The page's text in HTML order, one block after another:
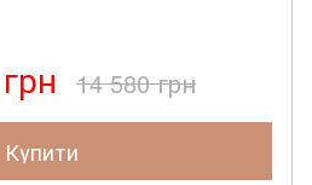
14 580 грн
Купити